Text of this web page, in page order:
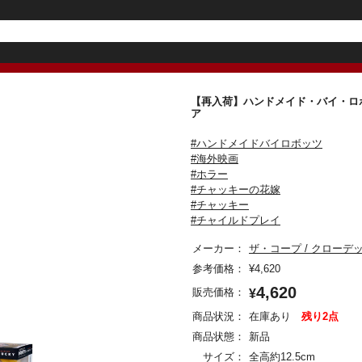
【再入荷】ハンドメイド・バイ・
ア
#ハンドメイドバイロボッツ
#海外映画
#ホラー
#チャッキーの花嫁
#チャッキー
#チャイルドプレイ
メーカー：
ザ・コープ / クローデ
参考価格：
¥4,620
販売価格：
¥4,620
商品状況： 在庫あり
残り2点
商品状態：
新品
サイズ：
全高約12.5cm